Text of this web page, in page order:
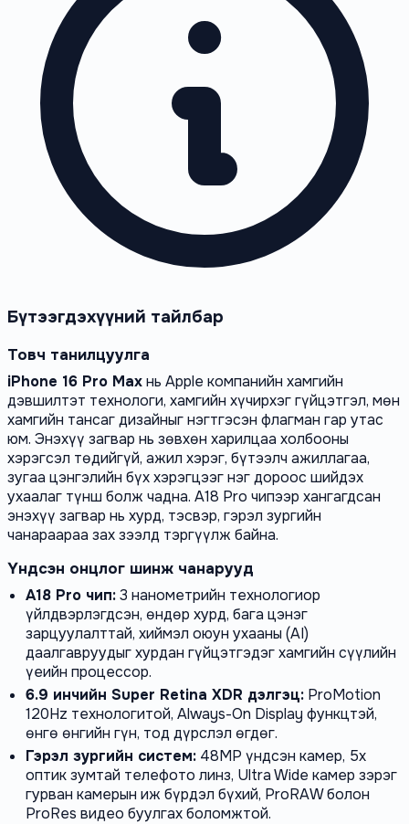
Бүтээгдэхүүний тайлбар
Товч танилцуулга
iPhone 16 Pro Maxнь Apple компанийн хамгийн
дэвшилтэт технологи, хамгийн хүчирхэг гүйцэтгэл, мөн
хамгийн тансаг дизайныг нэгтгэсэн флагман гар утас
юм. Энэхүү загвар нь зөвхөн харилцаа холбооны
хэрэгсэл төдийгүй, ажил хэрэг, бүтээлч ажиллагаа,
зугаа цэнгэлийн бүх хэрэгцээг нэг дороос шийдэх
ухаалаг түнш болж чадна. A18 Pro чипээр хангагдсан
энэхүү загвар нь хурд, тэсвэр, гэрэл зургийн
чанараараа зах зээлд тэргүүлж байна.
Үндсэн онцлог шинж чанарууд
A18 Pro чип:3 нанометрийн технологиор
үйлдвэрлэгдсэн, өндөр хурд, бага цэнэг
зарцуулалттай, хиймэл оюун ухааны (AI)
даалгавруудыг хурдан гүйцэтгэдэг хамгийн сүүлийн
үеийн процессор.
6.9 инчийн Super Retina XDR дэлгэц: ProMotion
120Hz технологитой, Always-On Display функцтэй,
өнгө өнгийн гүн, тод дүрслэл өгдөг.
Гэрэл зургийн систем: 48MP үндсэн камер, 5x
оптик зумтай телефото линз, Ultra Wide камер зэрэг
гурван камерын иж бүрдэл бүхий, ProRAW болон
ProRes видео буулгах боломжтой.